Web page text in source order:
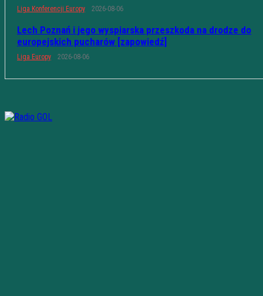
Liga Konferencji Europy 2026-08-06
Lech Poznań i jego wyspiarska przeszkoda na drodze do
europejskich pucharów [zapowiedź]
Liga Europy 2026-08-06